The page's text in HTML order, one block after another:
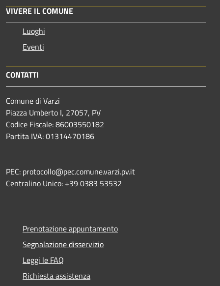
VIVERE IL COMUNE
Luoghi
Eventi
CONTATTI
Comune di Varzi
Piazza Umberto I, 27057, PV
Codice Fiscale: 86003550182
Partita IVA: 01314470186
PEC: protocollo@pec.comune.varzi.pv.it
Centralino Unico: +39 0383 53532
Prenotazione appuntamento
Segnalazione disservizio
Leggi le FAQ
Richiesta assistenza